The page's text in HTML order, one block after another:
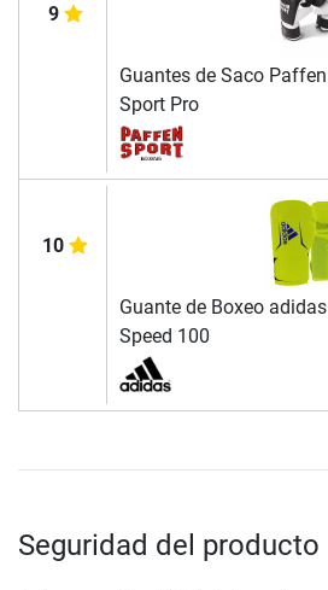
9
Guantes de Saco Paffen
Sport Pro
10
Guante de Boxeo adidas
Speed 100
Seguridad del producto